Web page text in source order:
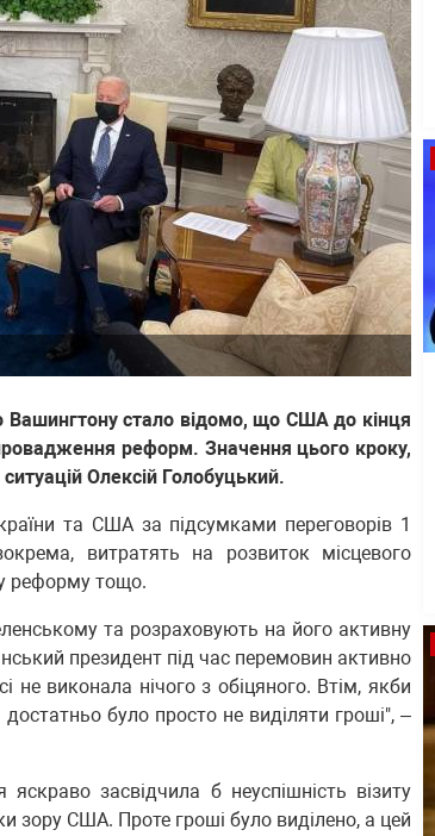
Вашингтону стало відомо, що США до кінця
реформ. Значення цього кроку,
Олексій Голобуцький.
та США за підсумками переговорів 1
витратять на розвиток місцевого
реформу тощо.
та розраховують на його активну
президент під час перемовин активно
виконала нічого з обіцяного. Втім, якби
було просто не виділяти гроші", –
засвідчила б неуспішність візиту
зору США. Проте гроші було виділено, а цей